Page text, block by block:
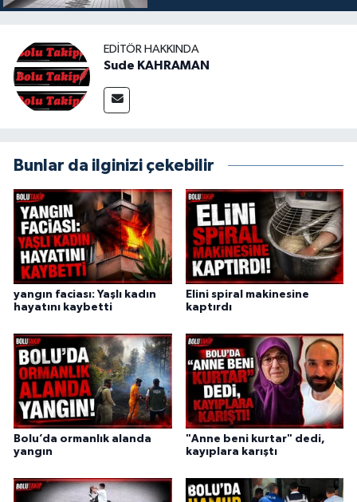
EDITÖR HAKKINDA
Sude KAHRAMAN
Bunlar da ilginizi çekebilir
yangın faciası: Yaşlı kadın
hayatını kaybetti
Elini spiral makinesine
kaptırdı
Bolu’da ormanlık alanda
yangın
"Anne beni kurtar" dedi,
kayıplara karıştı